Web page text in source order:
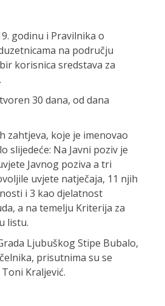
godinu i Pravilnika o
na području
korisnica sredstava za
30 dana, od dana
zahtjeva, koje je imenovao
Na Javni poziv je
Javnog poziva a tri
uvjete natječaja, 11 njih
i 3 kao djelatnost
a na temelju Kriterija za
listu.
Ljubuškog Stipe Bubalo,
prisutnima su se
Kraljević.